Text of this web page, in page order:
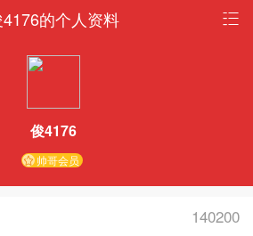
的个人资料
俊4176
帅哥会员
140200